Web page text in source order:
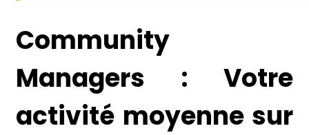
Community
Managers : Votre
activité moyenne sur